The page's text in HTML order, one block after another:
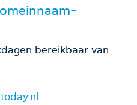
bereikbaar van